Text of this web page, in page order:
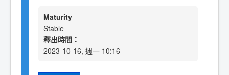
Maturity
Stable
釋出時間：
2023-10-16, 週一 10:16